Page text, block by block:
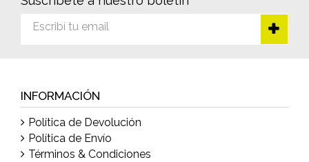
INFORMACIÓN
Política de Devolución
Política de Envío
Términos & Condiciones